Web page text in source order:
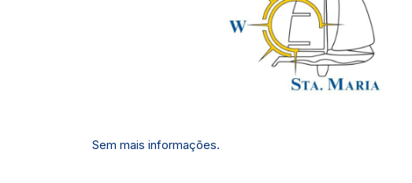
Sem mais informações.